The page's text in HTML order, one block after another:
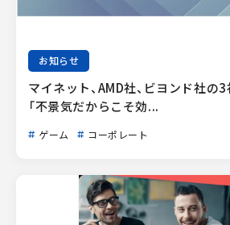
お知らせ
マイネット、AMD社、ビヨンド社の
「不景気だからこそ効...
ゲーム コーポレート